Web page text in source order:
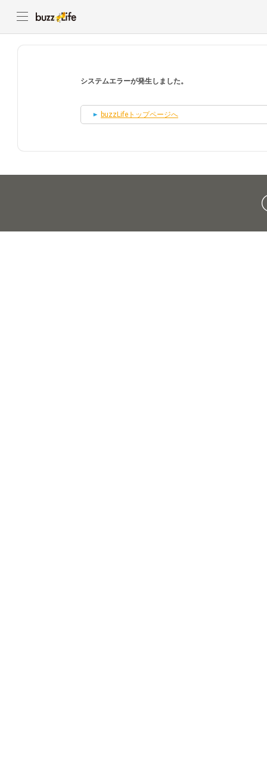
システムエラーが発生しました。
buzzLifeトップページへ